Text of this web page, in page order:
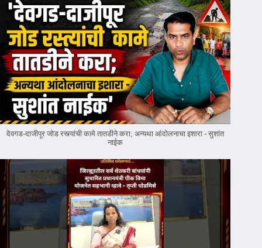
देवगड-दाजीपूर जोड रस्त्यांची कामे तातडीने करा; अन्यथा आंदोलनाचा इशारा - सुशांत
नाईक